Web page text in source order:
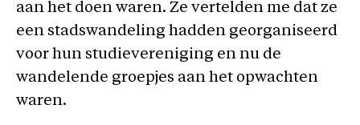
aan het doen waren. Ze vertelden me dat ze
een stadswandeling hadden georganiseerd
voor hun studievereniging en nu de
wandelende groepjes aan het opwachten
waren.